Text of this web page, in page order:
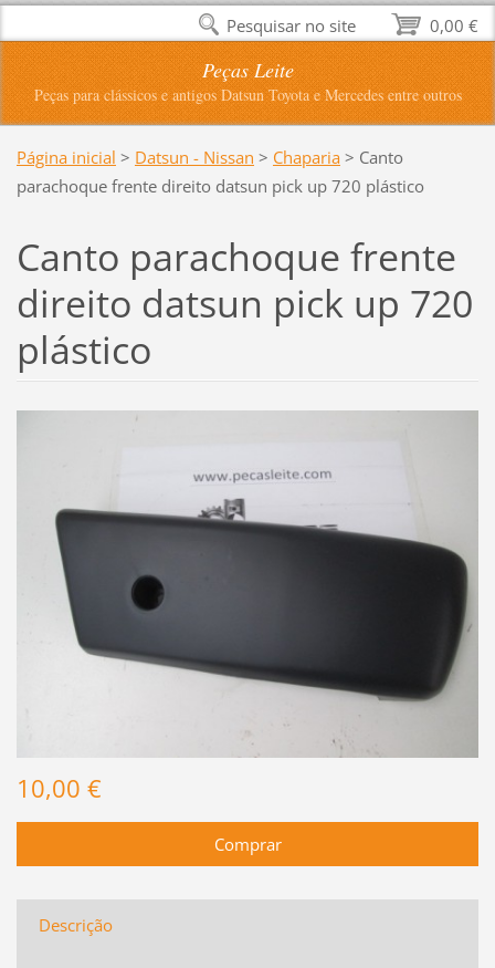
Peças Leite
Peças para clássicos e antigos Datsun Toyota e Mercedes entre outros
Página inicial > Datsun - Nissan > Chaparia > Canto
parachoque frente direito datsun pick up 720 plástico
Canto parachoque frente
direito datsun pick up 720
plástico
10,00 €
Descrição
0,00 €
Pesquisar no site